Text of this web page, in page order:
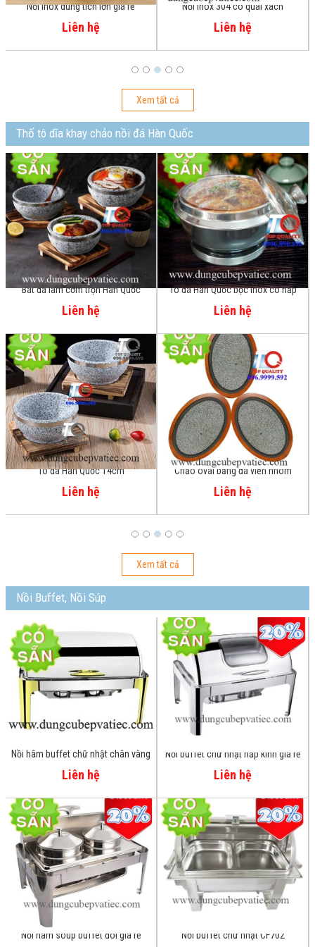
Nồi inox 304 có quai xách
Liên hệ
Nồi inox cỡ lớn 225 lít
Liên hệ
Xem tất cả
Thố tô dĩa khay chảo nồi đá Hàn Quốc
Tô đá Hàn Quốc bọc inox có nắp
Liên hệ
Chảo oval bằng đá viền nhôm
Liên hệ
Chảo gang giữ nhiệt đáy sọc
Liên hệ
Thố đá nóng Hàn Quốc
Liên hệ
Xem tất cả
Nồi Buffet, Nồi Súp
Nồi buffet chữ nhật nắp kính giá rẻ
Liên hệ
Nồi buffet chữ nhật CF702
Nồi hâm buffet chữ nhật nắp kính 9
Liên hệ
Nồi hâm soup